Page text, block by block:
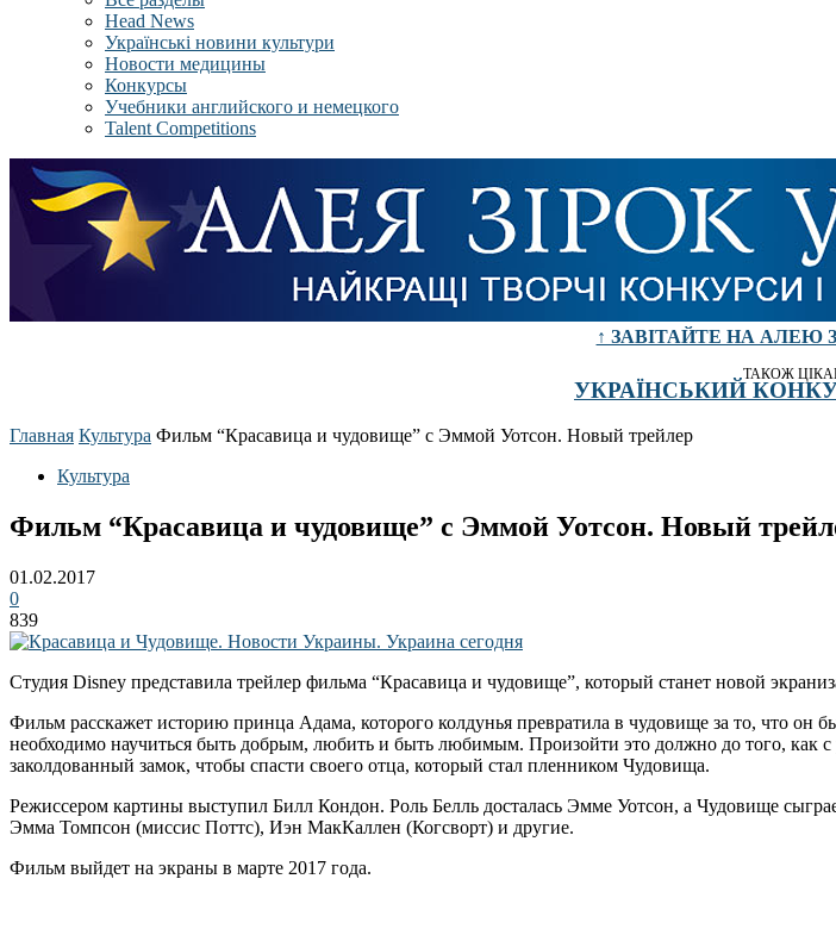
Head News
Українські новини культури
Новости медицины
Конкурсы
Учебники английского и немецкого
Talent Competitions
↑ ЗАВІТАЙТЕ НА АЛЕЮ
ТАКОЖ
УКРАЇНСЬКИЙ
Главная Культура Фильм “Красавица и чудовище” с Эммой Уотсон. Новый трейлер
Культура
Фильм “Красавица и чудовище” с Эммой Уотсон. Новый
01.02.2017
0
839
Студия Disney представила трейлер фильма “Красавица и чудовище”, который станет новой
Фильм расскажет историю принца Адама, которого колдунья превратила в чудовище за то, что
необходимо научиться быть добрым, любить и быть любимым. Произойти это должно до того, как
заколдованный замок, чтобы спасти своего отца, который стал пленником Чудовища.
Режиссером картины выступил Билл Кондон. Роль Белль досталась Эмме Уотсон, а Чудовище
Эмма Томпсон (миссис Поттс), Иэн МакКаллен (Когсворт) и другие.
Фильм выйдет на экраны в марте 2017 года.